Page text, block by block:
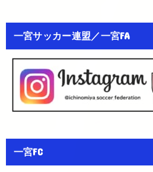
一宮サッカー連盟／一宮FA
一宮FC